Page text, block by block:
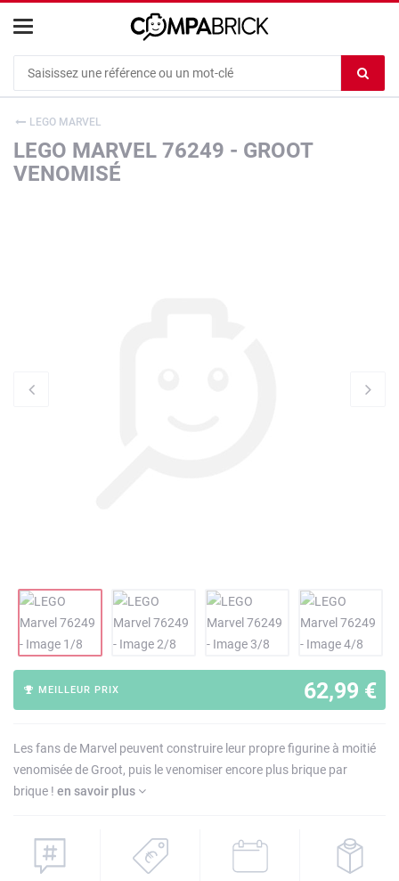
le
LEGO MARVEL
LEGO MARVEL 76249 - GROOT
VENOMISÉ
62,99 €
MEILLEUR PRIX
Les fans de Marvel peuvent construire leur propre figurine à moitié
venomisée de Groot, puis le venomiser encore plus brique par
brique ! en savoir plus
Cookies management panel